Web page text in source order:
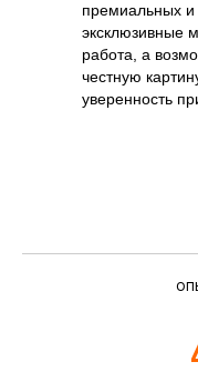
премиальных и
эксклюзивные
работа, а
честную
уверенность